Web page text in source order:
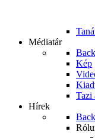
Médiatár
Back
Kép
Tazi
Hírek
Back